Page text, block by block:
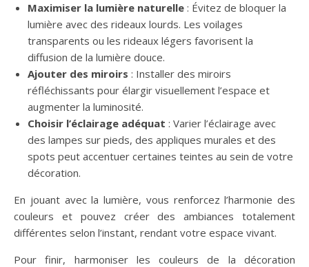
Maximiser la lumière naturelle : Évitez de bloquer la
lumière avec des rideaux lourds. Les voilages
transparents ou les rideaux légers favorisent la
diffusion de la lumière douce.
Ajouter des miroirs : Installer des miroirs
réfléchissants pour élargir visuellement l’espace et
augmenter la luminosité.
Choisir l’éclairage adéquat : Varier l’éclairage avec
des lampes sur pieds, des appliques murales et des
spots peut accentuer certaines teintes au sein de votre
décoration.
En jouant avec la lumière, vous renforcez l’harmonie des
couleurs et pouvez créer des ambiances totalement
différentes selon l’instant, rendant votre espace vivant.
Pour finir, harmoniser les couleurs de la décoration